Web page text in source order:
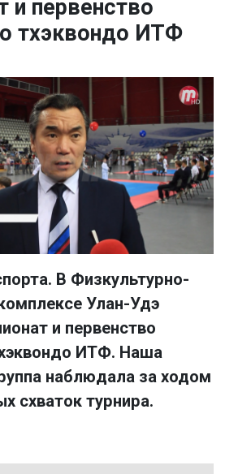
и первенство
тхэквондо ИТФ
В Физкультурно-
Улан-Удэ
и первенство
ИТФ. Наша
наблюдала за ходом
схваток турнира.